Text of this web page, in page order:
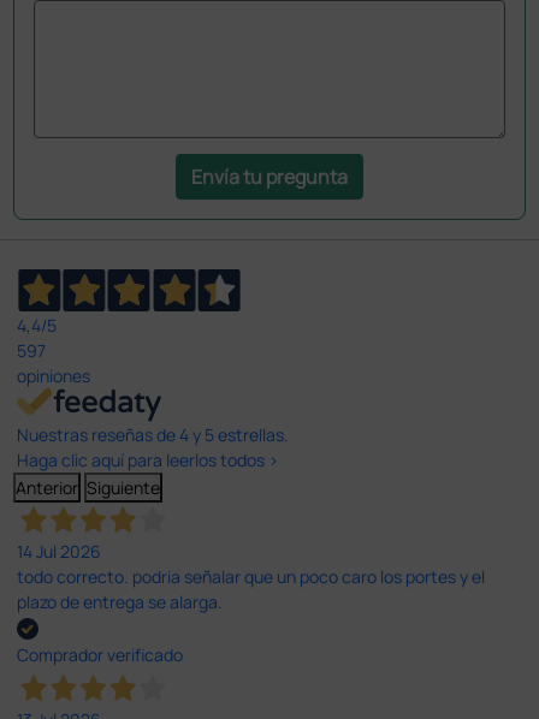
Envía tu pregunta
4,4/5
597
opiniones
Nuestras reseñas de 4 y 5 estrellas.
Haga clic aquí para leerlos todos >
Anterior Siguiente
14 Jul 2026
todo correcto. podria señalar que un poco caro los portes y el
plazo de entrega se alarga.
Comprador verificado